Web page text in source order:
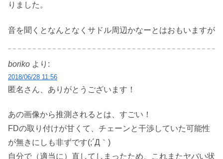
りました。
音を聞くとなんとなくサドル周辺かなーとはおもいますが
boriko より:
2018/06/28 11:56
匿名さん、ありがとうございます！
あの画像から推測されるとは、すごい！
FDの取り付けが甘くて、チェーンと干渉していた可能性
が無きにしも非ずです(;´Д｀)
自分で（適当に）直してしまったため、これまたヤバい状